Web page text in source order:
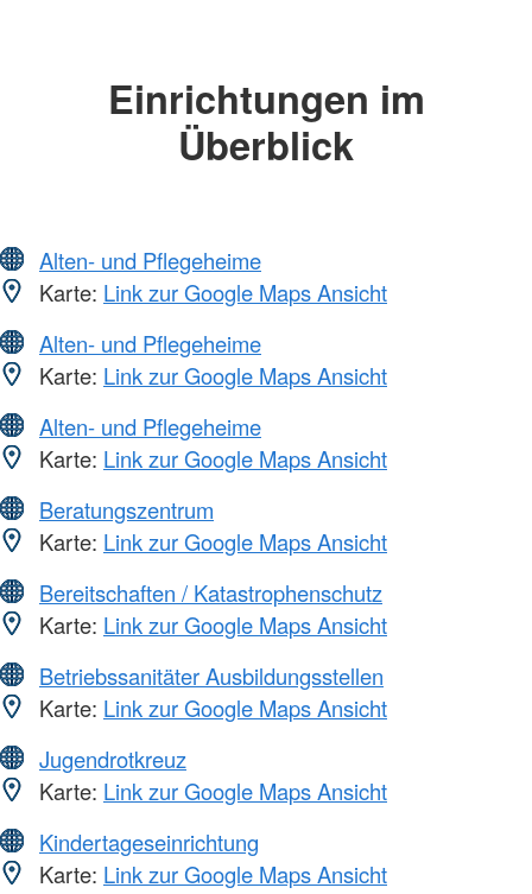
Einrichtungen im
Überblick
Alten- und Pflegeheime
Karte: Link zur Google Maps Ansicht
Alten- und Pflegeheime
Karte: Link zur Google Maps Ansicht
Alten- und Pflegeheime
Karte: Link zur Google Maps Ansicht
Beratungszentrum
Karte: Link zur Google Maps Ansicht
Bereitschaften / Katastrophenschutz
Karte: Link zur Google Maps Ansicht
Betriebssanitäter Ausbildungsstellen
Karte: Link zur Google Maps Ansicht
Jugendrotkreuz
Karte: Link zur Google Maps Ansicht
Kindertageseinrichtung
Karte: Link zur Google Maps Ansicht